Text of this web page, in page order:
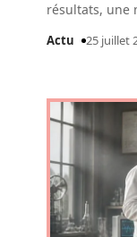
résultats, une
Actu 25 juillet